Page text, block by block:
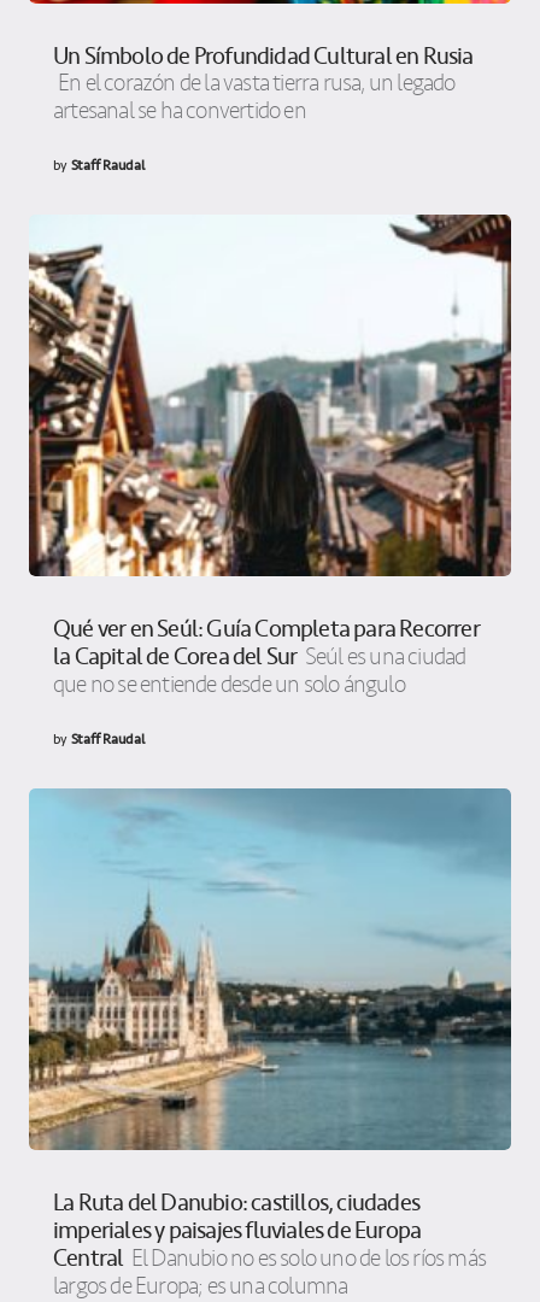
Un Símbolo de Profundidad Cultural en Rusia
En el corazón de la vasta tierra rusa, un legado
artesanal se ha convertido en
byStaff Raudal
Qué ver en Seúl: Guía Completa para Recorrer
la Capital de Corea del Sur Seúl es una ciudad
que no se entiende desde un solo ángulo
byStaff Raudal
La Ruta del Danubio: castillos, ciudades
imperiales y paisajes fluviales de Europa
Central El Danubio no es solo uno de los ríos más
largos de Europa; es una columna